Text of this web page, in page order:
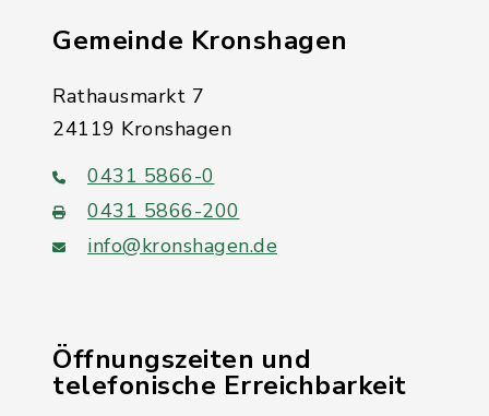
Gemeinde Kronshagen
Rathausmarkt 7
24119 Kronshagen
0431 5866-0
0431 5866-200
info@kronshagen.de
Öffnungszeiten und
telefonische Erreichbarkeit